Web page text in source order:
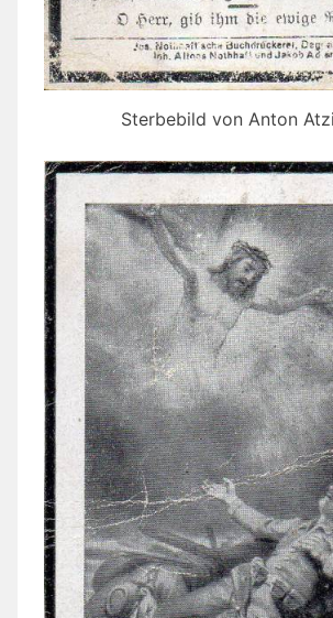
Sterbebild von Anton